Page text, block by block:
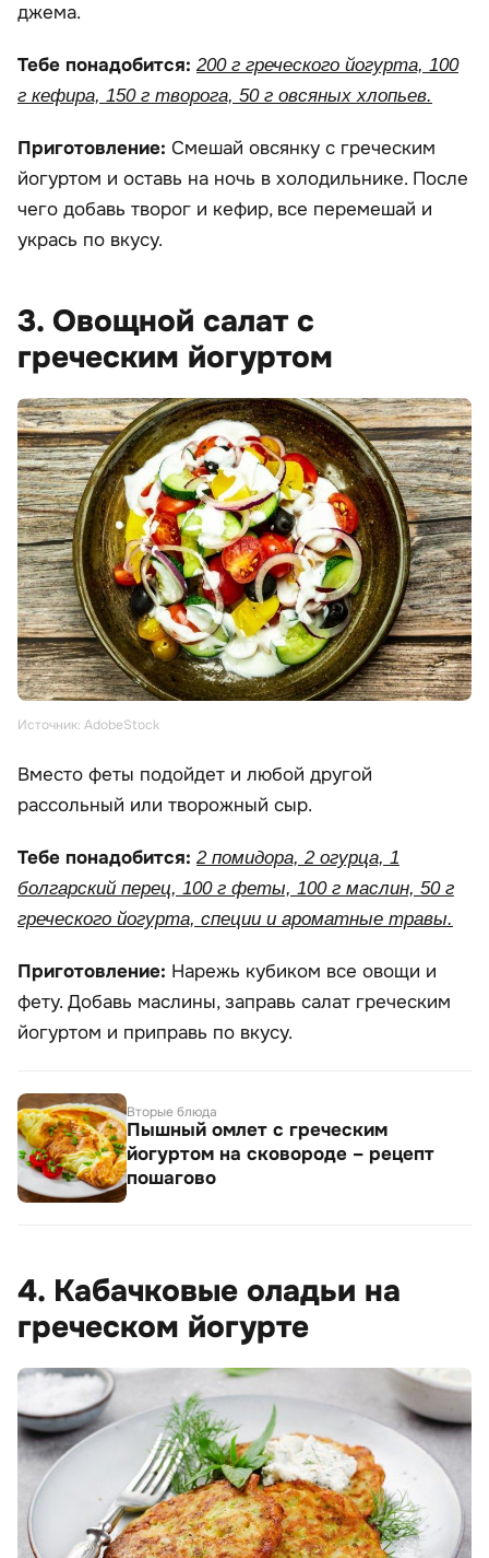
джема.
Тебе понадобится: 200 г греческого йогурта, 100
г кефира, 150 г творога, 50 г овсяных хлопьев.
Приготовление: Смешай овсянку с греческим
йогуртом и оставь на ночь в холодильнике. После
чего добавь творог и кефир, все перемешай и
укрась по вкусу.
3. Овощной салат с
греческим йогуртом
Источник: AdobeStock
Вместо феты подойдет и любой другой
рассольный или творожный сыр.
Тебе понадобится: 2 помидора, 2 огурца, 1
болгарский перец, 100 г феты, 100 г маслин, 50 г
греческого йогурта, специи и ароматные травы.
Приготовление: Нарежь кубиком все овощи и
фету. Добавь маслины, заправь салат греческим
йогуртом и приправь по вкусу.
Вторые блюда
Пышный омлет с греческим
йогуртом на сковороде – рецепт
пошагово
4. Кабачковые оладьи на
греческом йогурте